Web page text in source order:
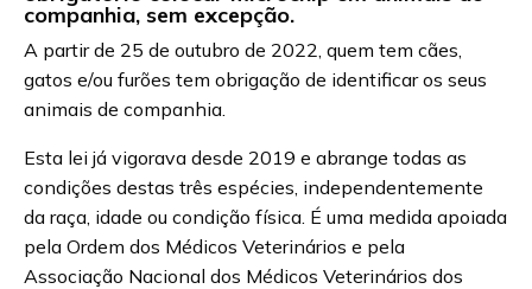
companhia, sem excepção.
A partir de 25 de outubro de 2022, quem tem cães,
gatos e/ou furões tem obrigação de identificar os seus
animais de companhia.
Esta lei já vigorava desde 2019 e abrange todas as
condições destas três espécies, independentemente
da raça, idade ou condição física. É uma medida apoiada
pela Ordem dos Médicos Veterinários e pela
Associação Nacional dos Médicos Veterinários dos